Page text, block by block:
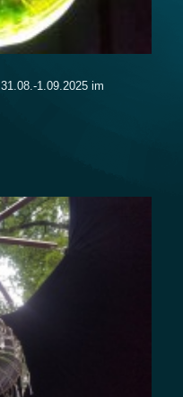
31.08.-1.09.2025 im